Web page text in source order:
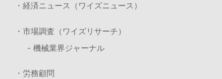
・経済ニュース（ワイズニュース）
・市場調査（ワイズリサーチ）
- 機械業界ジャーナル
・労務顧問